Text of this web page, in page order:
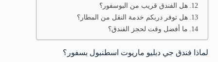
هل الفندق قريب من البوسفور؟
هل توفر دربكم خدمة النقل من المطار؟
ما أفضل وقت لحجز الفندق؟
لماذا فندق جي دبليو ماريوت اسطنبول بسفور؟